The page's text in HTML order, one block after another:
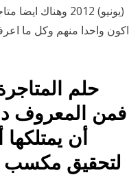
(يونيو) 2012
اكون واحدا منهم وكل ما
حلم
فمن المعروف
أن
لتحقيق مكسب